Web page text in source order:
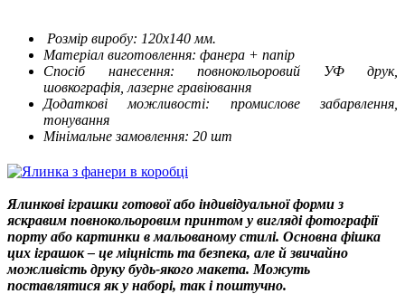
Розмір виробу: 120х140 мм.
Матеріал виготовлення: фанера + папір
Спосіб нанесення: повнокольоровий УФ друк,
шовкографія, лазерне гравіювання
Додаткові можливості: промислове забарвлення,
тонування
Мінімальне замовлення: 20 шт
Ялинкові іграшки готової або індивідуальної форми з
яскравим повнокольоровим принтом у вигляді фотографії
порту або картинки в мальованому стилі. Основна фішка
цих іграшок – це міцність та безпека, але й звичайно
можливість друку будь-якого макета. Можуть
поставлятися як у наборі, так і поштучно.